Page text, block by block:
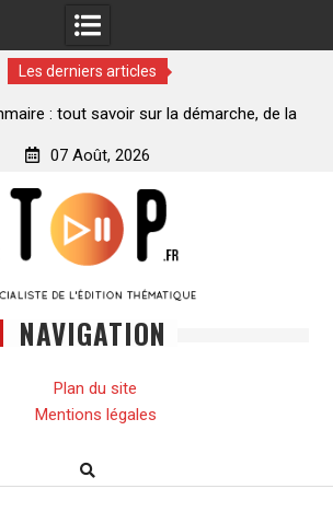
Les derniers articles
: tout savoir sur la démarche, de la
07 Août, 2026
NAVIGATION
Plan du site
Mentions légales